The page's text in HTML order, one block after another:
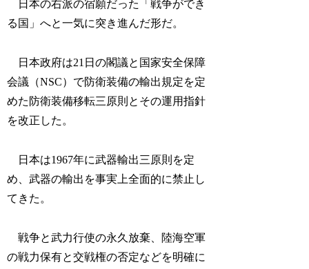
日本の右派の宿願だった「戦争ができ
る国」へと一気に突き進んだ形だ。
日本政府は21日の閣議と国家安全保障
会議（NSC）で防衛装備の輸出規定を定
めた防衛装備移転三原則とその運用指針
を改正した。
日本は1967年に武器輸出三原則を定
め、武器の輸出を事実上全面的に禁止し
てきた。
戦争と武力行使の永久放棄、陸海空軍
の戦力保有と交戦権の否定などを明確に